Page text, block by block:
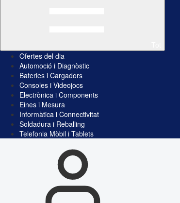
Ofertes del dia
Automoció i Diagnòstic
Bateries i Cargadors
Consoles i Videojocs
Electrònica i Components
Eines i Mesura
Informàtica i Connectivitat
Soldadura i Reballing
Telefonia Mòbil i Tablets